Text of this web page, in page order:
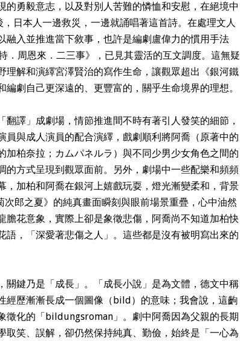
的勇毅意志，以及對別人苦難的憐恤和安慰，在絕境中
日本人一邊救災，一邊就誦唱著這首詩。在處理文人
融入並推進當下敘事，也許是編劇盧偉力的慣用手法
周恩來．二三事》，已見其靈活的互文調度。這無疑
理解和演繹宮澤賢治的寫作生命，讓觀眾超出《銀河鐵
劇自己更深遠的、更豐富的，關乎生命境界的理想。
譯」成劇場，情節推進間不時有著引人發笑的細節，
員與成人演員的配合演繹，戲劇順利將阿喬（原著中的
加柏奈拉；カムパネルラ）與不同少男少女角色之間的
的方式呈現到觀眾面前。另外，劇場中一些配樂和頻頻
，加柏和阿喬在銀河上嬉戲玩耍，燈光漸變柔和，背景
郎之夏》的純真畫面瞬刻與眼前場景重疊，心中油然
膽花意象，實際上卻是象徵悲傷，阿喬尚不知道加柏快
語，「深愛著悲傷之人」。這些都是沒有被明寫出來的
關鍵乃是「成長」。「成長小說」是為文體，德文中稱
歷漸漸長成一個圖像（bild）的意味；我會說，這齣
徵化的「bildungsroman」。劇中阿喬因為父親的長期
取笑、誤解，卻仍然保持純真、勤儉，始終是「一心為